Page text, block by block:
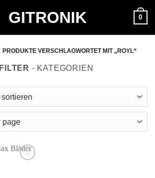
0
PRODUKTE VERSCHLAGWORTET MIT „ROYL“
FILTER